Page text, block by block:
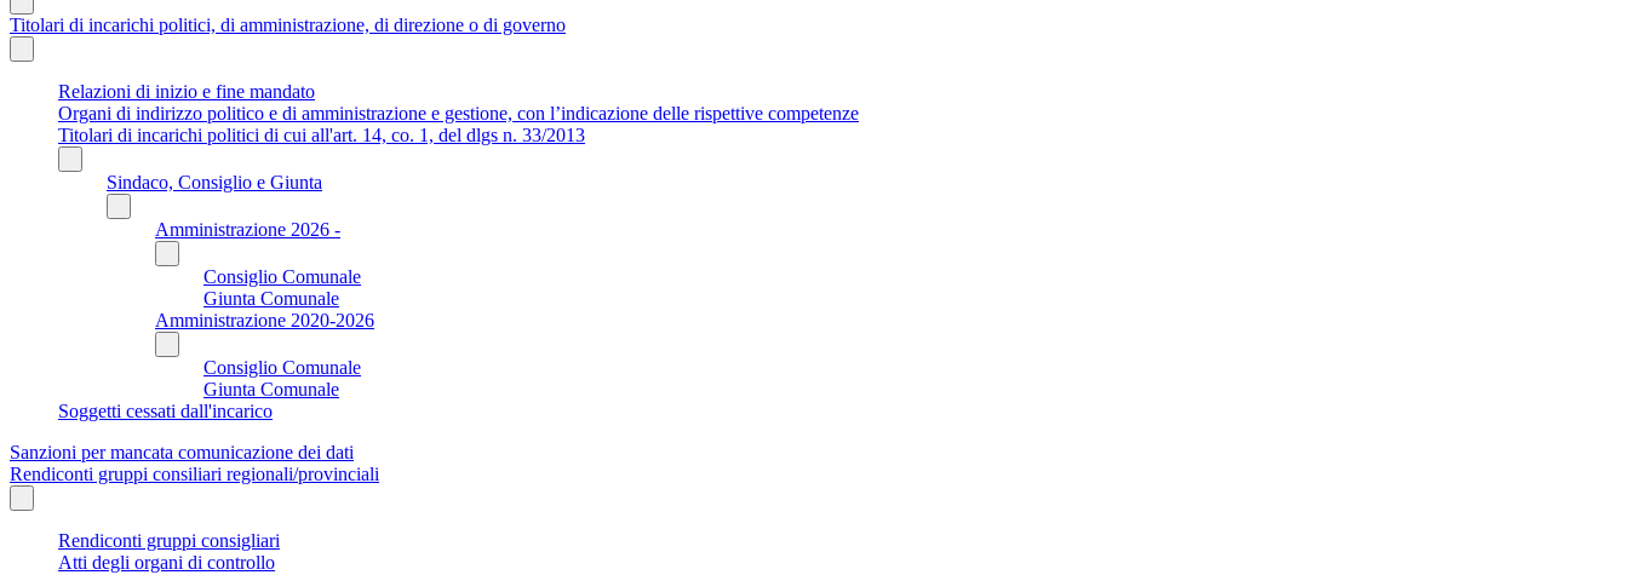
Titolari di incarichi politici, di amministrazione, di direzione o di governo
Relazioni di inizio e fine mandato
Organi di indirizzo politico e di amministrazione e gestione, con l’indicazione delle rispettive competenze
Titolari di incarichi politici di cui all'art. 14, co. 1, del dlgs n. 33/2013
Sindaco, Consiglio e Giunta
Amministrazione 2026 -
Consiglio Comunale
Giunta Comunale
Amministrazione 2020-2026
Consiglio Comunale
Giunta Comunale
Soggetti cessati dall'incarico
Sanzioni per mancata comunicazione dei dati
Rendiconti gruppi consiliari regionali/provinciali
Rendiconti gruppi consigliari
Atti degli organi di controllo